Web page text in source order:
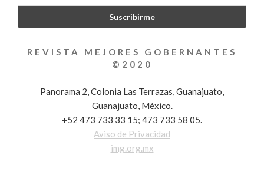
REVISTA MEJORES GOBERNANTES
©2020
Panorama 2, Colonia Las Terrazas, Guanajuato,
Guanajuato, México.
+52 473 733 33 15; 473 733 58 05.
Aviso de Privacidad
img.org.mx